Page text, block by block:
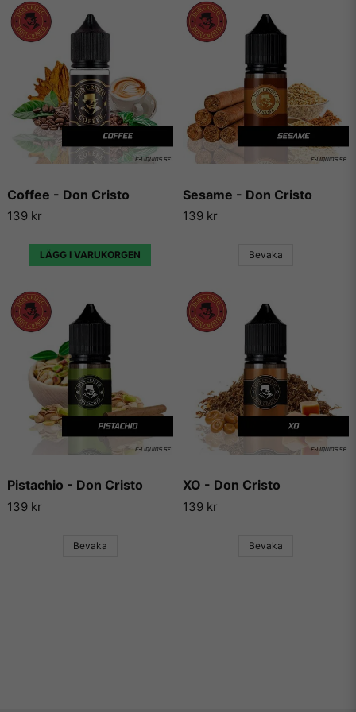
Coffee - Don Cristo
139 kr
LÄGG I VARUKORGEN
Sesame - Don Cristo
139 kr
Bevaka
Pistachio - Don Cristo
139 kr
Bevaka
XO - Don Cristo
139 kr
Bevaka